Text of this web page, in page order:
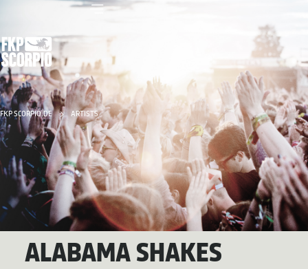
FKP SCORPIO.DE ARTISTS
ALABAMA SHAKES